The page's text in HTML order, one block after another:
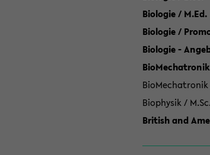
Biologie / M.Ed.
Biologie /
Biologie -
BioMechatronik
Biophysik /
British and